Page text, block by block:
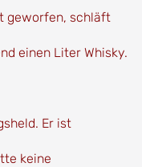
geworfen, schläft
einen Liter Whisky.
Er ist
keine